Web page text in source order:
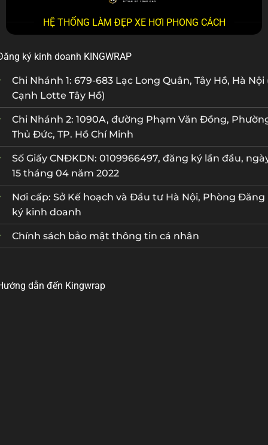
HỆ THỐNG LÀM ĐẸP XE HƠI PHONG CÁCH
ký kinh doanh KINGWRAP
Chi Nhánh 1: 679-683 Lạc Long Quân, Tây Hồ, Hà Nội
Cạnh Lotte Tây Hồ)
Chi Nhánh 2: 1090A, đường Phạm Văn Đồng,
Thủ Đức, TP. Hồ Chí Minh
Số Giấy CNĐKDN: 0109966497, đăng ký lần đầu,
15 tháng 04 năm 2022
Nơi cấp: Sở Kế hoạch và Đầu tư Hà Nội, Phòng Đăng
ký kinh doanh
Chính sách bảo mật thông tin cá nhân
dẫn đến Kingwrap